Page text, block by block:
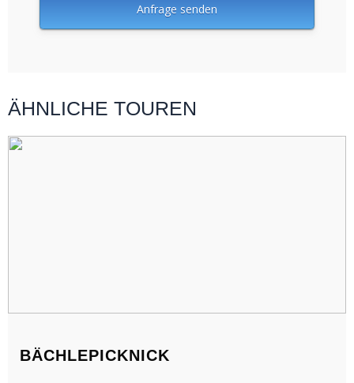
ÄHNLICHE TOUREN
BÄCHLEPICKNICK